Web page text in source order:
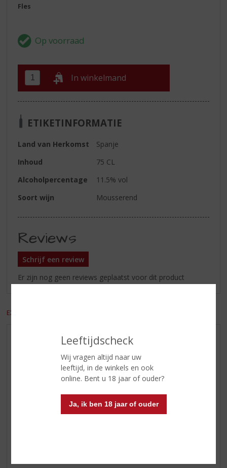
Leeftijdscheck
Wij vragen altijd naar uw
leeftijd, in de winkels en ook
online. Bent u 18 jaar of ouder?
Ja, ik ben 18 jaar of ouder
Fles
In winkelmand
ETIKETINFORMATIE
Land van Herkomst
Spanje
Inhoud
75 CL
Alcoholpercentage
11.5% vol
Soort wijn
Mousserend
Reviews
Schrijf een review
Er zijn nog geen reviews geplaatst voor dit product
EXCL. BTW
AANBIEDINGEN
WIJN VAN DE MAAND
WHISKY VAN DE MAAND
BIER VAN DE MAAND
SPIRIT VAN DE MAAND